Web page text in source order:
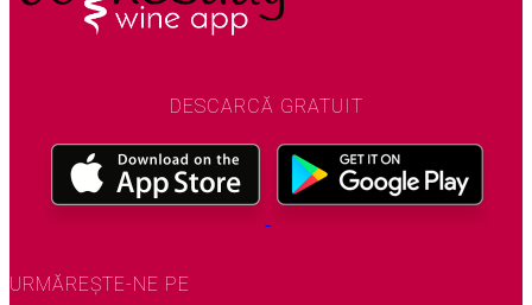
DESCARCĂ GRATUIT
URMĂREȘTE-NE PE